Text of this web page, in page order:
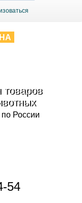
товаров
России
54